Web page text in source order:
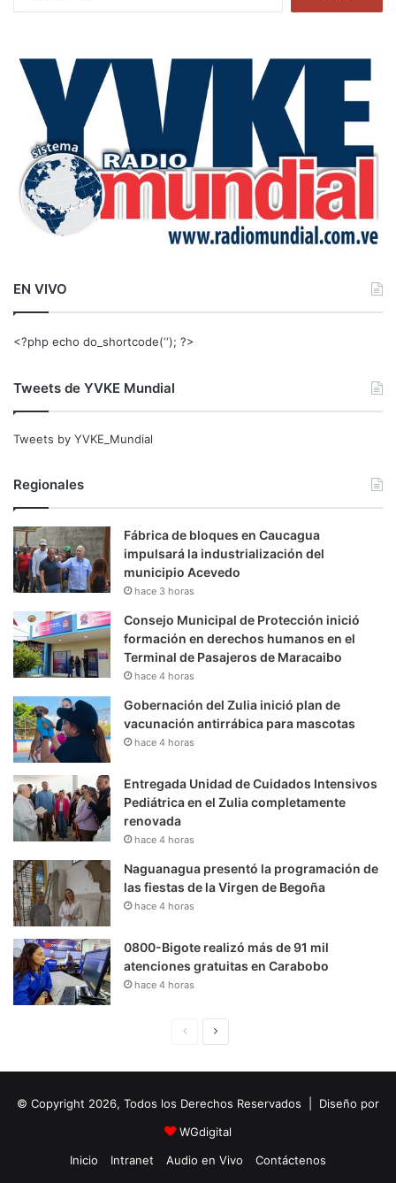
a
EN VIVO
<?php echo do_shortcode(‘‘); ?>
Tweets de YVKE Mundial
Tweets by YVKE_Mundial
Regionales
Fábrica de bloques en Caucagua
impulsará la industrialización del
municipio Acevedo
hace 3 horas
Consejo Municipal de Protección inició
formación en derechos humanos en el
Terminal de Pasajeros de Maracaibo
hace 4 horas
Gobernación del Zulia inició plan de
vacunación antirrábica para mascotas
hace 4 horas
Entregada Unidad de Cuidados Intensivos
Pediátrica en el Zulia completamente
renovada
hace 4 horas
Naguanagua presentó la programación de
las fiestas de la Virgen de Begoña
hace 4 horas
0800-Bigote realizó más de 91 mil
atenciones gratuitas en Carabobo
hace 4 horas
i
n
a
u
i
e
© Copyright 2026, Todos los Derechos Reservados | Diseño por
WGdigital
Inicio
Intranet Audio en Vivo
Contáctenos